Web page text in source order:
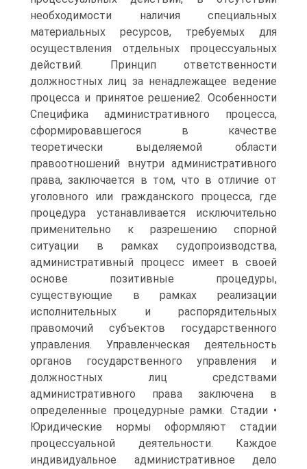
необходимости наличия специальных
материальных ресурсов, требуемых для
осуществления отдельных процессуальных
действий. Принцип ответственности
должностных лиц за ненадлежащее ведение
процесса и принятое решение2. Особенности
Специфика административного процесса,
сформировавшегося в качестве
теоретически выделяемой области
правоотношений внутри административного
права, заключается в том, что в отличие от
уголовного или гражданского процесса, где
процедура устанавливается исключительно
применительно к разрешению спорной
ситуации в рамках судопроизводства,
административный процесс имеет в своей
основе позитивные процедуры,
существующие в рамках реализации
исполнительных и распорядительных
правомочий субъектов государственного
управления. Управленческая деятельность
органов государственного управления и
должностных лиц средствами
административного права заключена в
определенные процедурные рамки. Стадии •
Юридические нормы оформляют стадии
процессуальной деятельности. Каждое
индивидуальное административное дело